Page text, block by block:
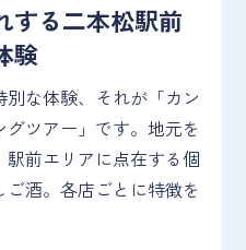
する二本松駅前
験
な体験、それが「カン
ツアー」です。地元を
前エリアに点在する個
酒。各店ごとに特徴を